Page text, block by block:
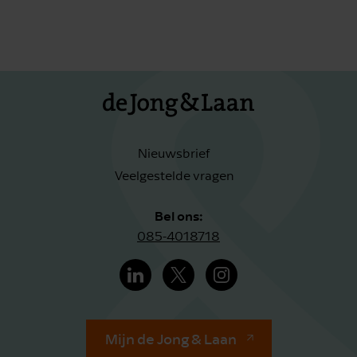
Nieuwsbrief
Veelgestelde vragen
Bel ons:
085-4018718
Mijn de Jong & Laan